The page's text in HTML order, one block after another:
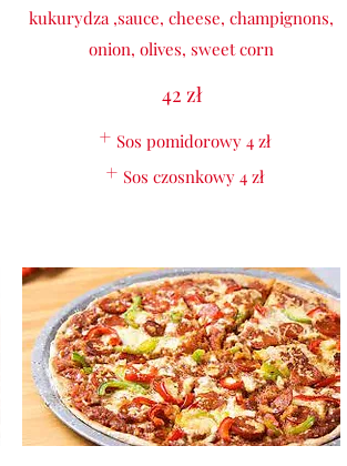
kukurydza ,sauce, cheese, champignons,
onion, olives, sweet corn
42 zł
Sos pomidorowy 4 zł
Sos czosnkowy 4 zł